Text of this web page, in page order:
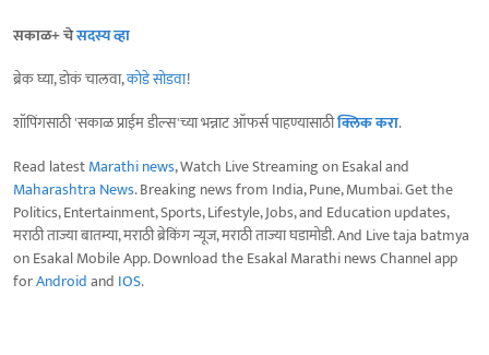
सकाळ+ चेसदस्य व्हा
ब्रेक घ्या, डोकं चालवा,कोडे सोडवा!
शॉपिंगसाठी 'सकाळ प्राईम डील्स'च्या भन्नाट ऑफर्स पाहण्यासाठीक्लिक करा.
Read latestMarathi news, Watch Live Streaming on Esakal and
Maharashtra News. Breaking news from India, Pune, Mumbai. Get the
Politics, Entertainment, Sports, Lifestyle, Jobs, and Education updates,
मराठी ताज्या बातम्या, मराठी ब्रेकिंग न्यूज, मराठी ताज्या घडामोडी. And Live taja batmya
on Esakal Mobile App. Download the Esakal Marathi news Channel app
forAndroidand IOS.